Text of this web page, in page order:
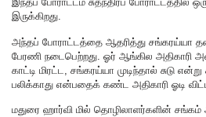
இருக்கிறது.
அந்தப் போராட்டத்தை ஆதரித்து சங்கரய்யா
பேரணி நடைபெற்றது. ஓர் ஆங்கில அதிகாரி
காட்டி மிரட்ட, சங்கரய்யா முடிந்தால் சுடு
பலிக்காது என்பதைக் கண்ட அதிகாரி ஓடி
மதுரை ஹார்வி மில் தொழிலாளர்களின்